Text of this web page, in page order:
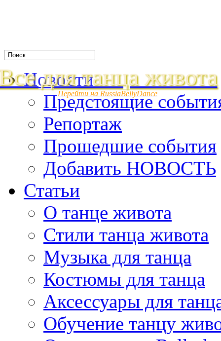
для танца живота
Перейти на RussiaBellyDance
Новости
Предстоящие
Репортаж
Прошедшие события
Добавить НОВОСТЬ
Статьи
О танце живота
Стили танца живота
Музыка для танца
Костюмы для танца
Аксессуары для
Обучение танцу